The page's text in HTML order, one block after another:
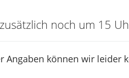
noch um 15
Angaben können wir leider